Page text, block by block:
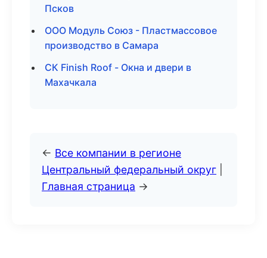
Псков
ООО Модуль Союз - Пластмассовое
производство в Самара
СК Finish Roof - Окна и двери в
Махачкала
← Все компании в регионе
Центральный федеральный округ
Главная страница →